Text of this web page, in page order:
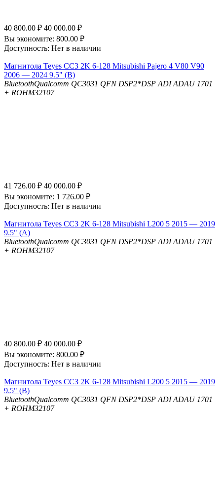
40 800.00 ₽ 40 000.00 ₽
Вы экономите: 800.00 ₽
Доступность: Нет в наличии
Магнитола Teyes CC3 2K 6-128 Mitsubishi Pajero 4 V80 V90
2006 — 2024 9.5" (B)
BluetoothQualcomm QC3031 QFN DSP2*DSP ADI ADAU 1701
+ ROHM32107
41 726.00 ₽ 40 000.00 ₽
Вы экономите: 1 726.00 ₽
Доступность: Нет в наличии
Магнитола Teyes CC3 2K 6-128 Mitsubishi L200 5 2015 — 2019
9.5" (A)
BluetoothQualcomm QC3031 QFN DSP2*DSP ADI ADAU 1701
+ ROHM32107
40 800.00 ₽ 40 000.00 ₽
Вы экономите: 800.00 ₽
Доступность: Нет в наличии
Магнитола Teyes CC3 2K 6-128 Mitsubishi L200 5 2015 — 2019
9.5" (B)
BluetoothQualcomm QC3031 QFN DSP2*DSP ADI ADAU 1701
+ ROHM32107